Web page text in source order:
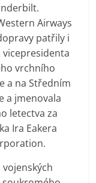
Airways
patřily i
vrchního
a na Středním
a jmenovala
letectva za
Ira Eakera